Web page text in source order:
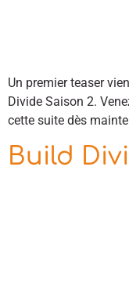
Un premier teaser
Divide Saison 2.
cette suite dès
Build